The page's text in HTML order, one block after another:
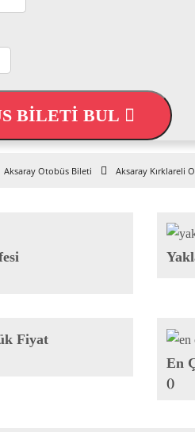
BİLETİ BUL
Aksaray Otobüs Bileti Aksaray Kırklareli
Fiyat
En
()